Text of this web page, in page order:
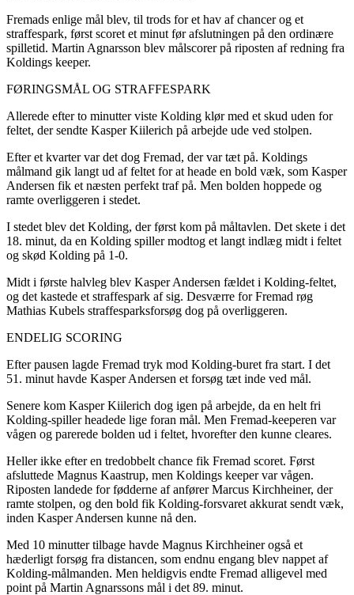
Fremads enlige mål blev, til trods for et hav af chancer og et
straffespark, først scoret et minut før afslutningen på den ordinære
spilletid. Martin Agnarsson blev målscorer på riposten af redning fra
Koldings keeper.
FØRINGSMÅL OG STRAFFESPARK
Allerede efter to minutter viste Kolding klør med et skud uden for
feltet, der sendte Kasper Kiilerich på arbejde ude ved stolpen.
Efter et kvarter var det dog Fremad, der var tæt på. Koldings
målmand gik langt ud af feltet for at heade en bold væk, som Kasper
Andersen fik et næsten perfekt traf på. Men bolden hoppede og
ramte overliggeren i stedet.
I stedet blev det Kolding, der først kom på måltavlen. Det skete i det
18. minut, da en Kolding spiller modtog et langt indlæg midt i feltet
og skød Kolding på 1-0.
Midt i første halvleg blev Kasper Andersen fældet i Kolding-feltet,
og det kastede et straffespark af sig. Desværre for Fremad røg
Mathias Kubels straffesparksforsøg dog på overliggeren.
ENDELIG SCORING
Efter pausen lagde Fremad tryk mod Kolding-buret fra start. I det
51. minut havde Kasper Andersen et forsøg tæt inde ved mål.
Senere kom Kasper Kiilerich dog igen på arbejde, da en helt fri
Kolding-spiller headede lige foran mål. Men Fremad-keeperen var
vågen og parerede bolden ud i feltet, hvorefter den kunne cleares.
Heller ikke efter en tredobbelt chance fik Fremad scoret. Først
afsluttede Magnus Kaastrup, men Koldings keeper var vågen.
Riposten landede for fødderne af anfører Marcus Kirchheiner, der
ramte stolpen, og den bold fik Kolding-forsvaret akkurat sendt væk,
inden Kasper Andersen kunne nå den.
Med 10 minutter tilbage havde Magnus Kirchheiner også et
hæderligt forsøg fra distancen, som endnu engang blev nappet af
Kolding-målmanden. Men heldigvis endte Fremad alligevel med
point på Martin Agnarssons mål i det 89. minut.